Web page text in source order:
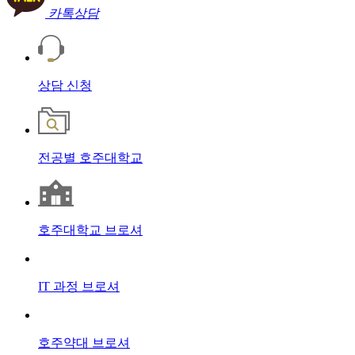
카톡상담
상담 신청
전공별 호주대학교
호주대학교 브로셔
IT 과정 브로셔
호주약대 브로셔